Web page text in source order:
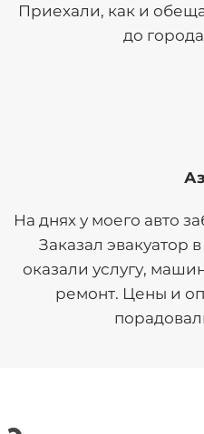
Приехали, как и
до
На днях у моего авто
Заказал эвакуатор
оказали услугу,
ремонт. Цены и